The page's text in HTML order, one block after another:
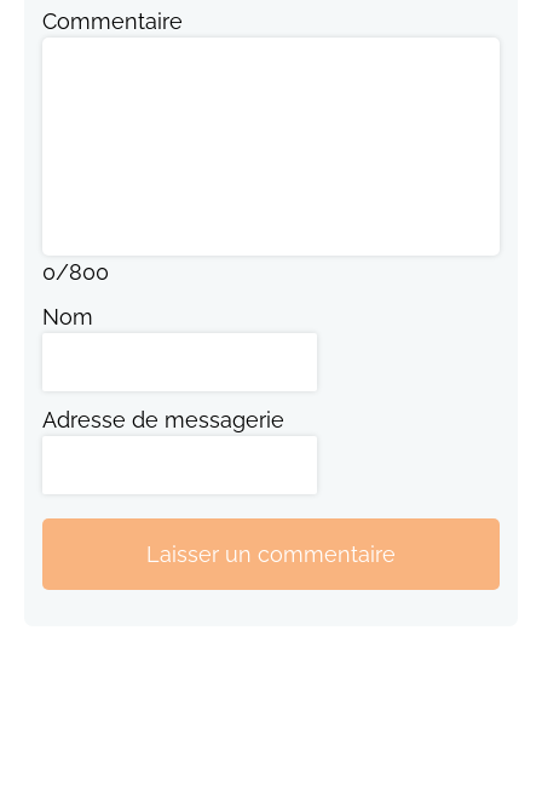
Commentaire
0/800
Nom
Adresse de messagerie
Laisser un commentaire